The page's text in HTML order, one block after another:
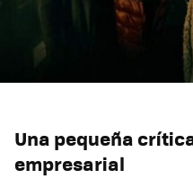
Una pequeña
empresarial